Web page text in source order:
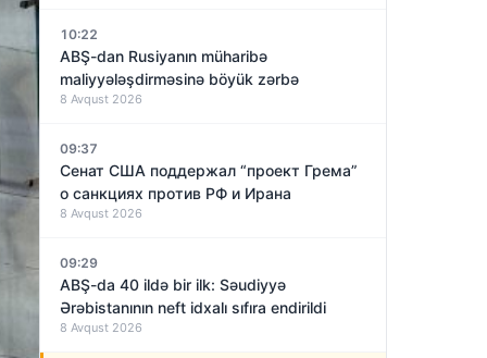
10:22
ABŞ-dan Rusiyanın müharibə
maliyyələşdirməsinə böyük zərbə
8 Avqust 2026
09:37
Сенат США поддержал “проект Грема”
о санкциях против РФ и Ирана
8 Avqust 2026
09:29
ABŞ-da 40 ildə bir ilk: Səudiyyə
Ərəbistanının neft idxalı sıfıra endirildi
8 Avqust 2026